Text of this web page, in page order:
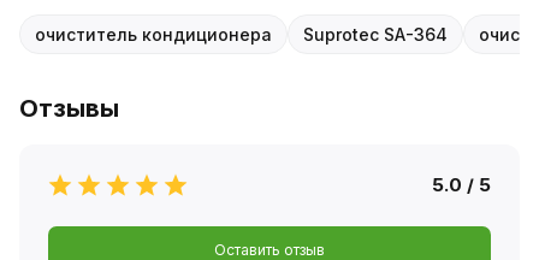
очиститель кондиционера Suprotec SA-364
Отзывы
5.0 / 5
Оставить отзыв